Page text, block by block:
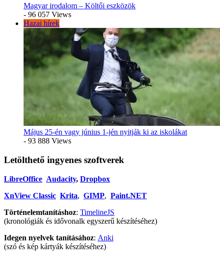
Magyar irodalom – Költői eszközök
- 96 057 Views
Hazai hírek
Május 25-én vagy június 1-jén nyitják ki az iskolákat
- 93 888 Views
Letölthető ingyenes szoftverek
LibreOffice Audacity, Dropbox
XnView Classic Krita, GIMP, Paint.NET
Történelemtanításhoz: TimelineJS
(kronológiák és idővonalk egyszerű készítéséhez)
Idegen nyelvek tanításához: Anki
(szó és kép kártyák készítéséhez)